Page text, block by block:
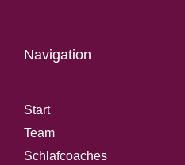
Navigation
Start
Team
Schlafcoaches